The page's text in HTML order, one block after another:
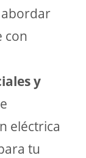
con
y
eléctrica
tu